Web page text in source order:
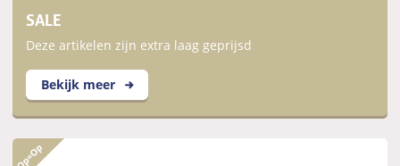
SALE
Deze artikelen zijn extra laag geprijsd
Bekijk meer